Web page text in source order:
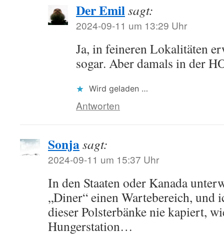
Der Emilsagt:
2024-09-11 um 13:29 Uhr
Ja, in feineren Lokalitäten
sogar. Aber damals in der
Wird geladen …
Antworten
Sonjasagt:
2024-09-11 um 15:37 Uhr
In den Staaten oder Kanada
„Diner“ einen Wartebereich, und
dieser Polsterbänke nie kapiert,
Hungerstation…